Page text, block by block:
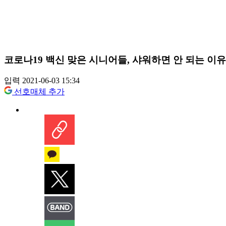
코로나19 백신 맞은 시니어들, 샤워하면 안 되는 이
입력 2021-06-03 15:34
선호매체 추가